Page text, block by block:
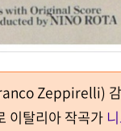
Zeppirelli)
이탈리아 작곡가